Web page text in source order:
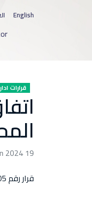
English
قرارات
19 juin 2024
قرار رقم 105/ر.م/غ2 /2024